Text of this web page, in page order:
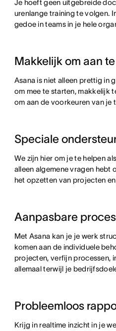
Je hoeft geen uitgebreide
urenlange training te volgen.
gedoe in teams in je hele
Makkelijk om aan
Asana is niet alleen prettig in
om mee te starten, makkelijk
om aan de voorkeuren van je
Speciale
We zijn hier om je te helpen
alleen algemene vragen hebt
het opzetten van projecten
Aanpasbare
Met Asana kan je je werk
komen aan de individuele
projecten, verfijn processen,
allemaal terwijl je
Probleemloos
Krijg in realtime inzicht in je